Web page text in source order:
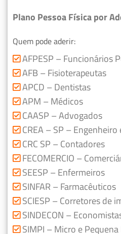
Plano Pessoa Física por
Quem pode aderir:
AFPESP – Funcionários
AFB – Fisioterapeutas
APCD – Dentistas
APM – Médicos
CAASP – Advogados
CREA – SP –
CRC SP – Contadores
FECOMERCIO –
SEESP – Enfermeiros
SINFAR – Farmacêuticos
SCIESP – Corretores de
SINDECON –
SIMPI – Micro e